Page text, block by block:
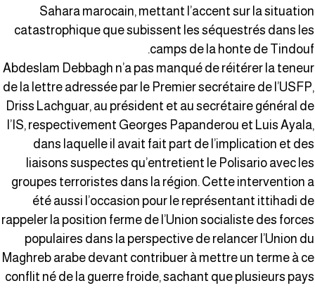
Sahara marocain, mettant l’accent sur la
catastrophique que subissent les séquestrés dans
camps de la honte de
Abdeslam Debbagh n’a pas manqué de réitérer la
de la lettre adressée par le Premier secrétaire de
Driss Lachguar, au président et au secrétaire général
l’IS, respectivement Georges Papanderou et Luis
dans laquelle il avait fait part de l’implication et
liaisons suspectes qu’entretient le Polisario avec
groupes terroristes dans la région. Cette intervention
été aussi l’occasion pour le représentant ittihadi
rappeler la position ferme de l’Union socialiste des
populaires dans la perspective de relancer l’Union
Maghreb arabe devant contribuer à mettre un terme à
conflit né de la guerre froide, sachant que plusieurs